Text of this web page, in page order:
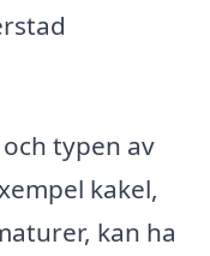
typen av
kakel,
kan ha